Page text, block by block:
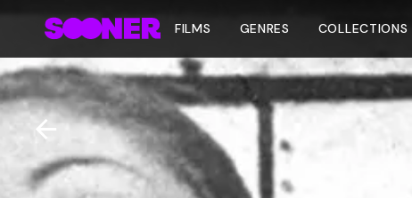
FILMS GENRES COLLECTIONS